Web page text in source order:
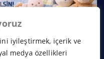
iyileştirmek, içerik ve
medya özellikleri